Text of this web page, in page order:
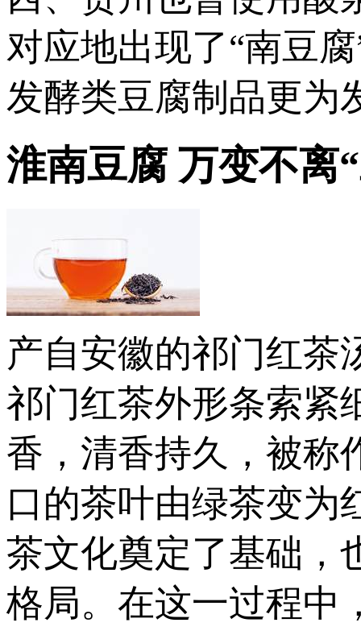
对应地出现了“南豆
发酵类豆腐制品更为
淮南豆腐 万变不离
产自安徽的祁门红茶
祁门红茶外形条索紧
香，清香持久，被称
口的茶叶由绿茶变为
茶文化奠定了基础，
格局。在这一过程中